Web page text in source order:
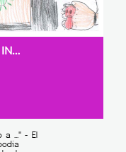
CUIDADO CON LAS PÁGINAS DE INTERNET